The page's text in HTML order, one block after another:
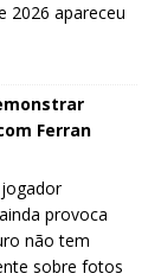
2026 apareceu
Ferran
provoca
não tem
sobre fotos